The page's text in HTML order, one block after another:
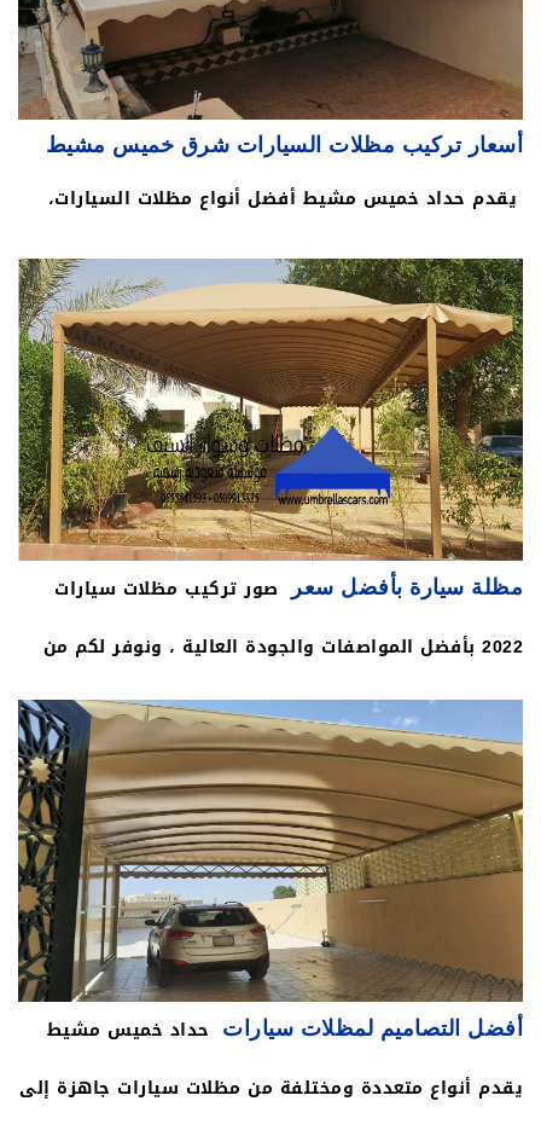
أسعار تركيب مظلات السيارات شرق خميس مشيط
يقدم حداد خميس مشيط أفضل أنواع مظلات السيارات،
بأقل الأسعار الممكنة، وتختلف أسعار مظلات السيارات من
حيث المادة، فالمصنوع من الخشب يختلف عن المصنوع من
الحديد، وكذلك يختلف عن المصنوع من القماش. مظلات
سيارات,تركيب مظلة سيارة,مظلات سيارات خميس
مشيط,افضل مظلات سيارات,مظلات هرمية,مظلات مخروطي
للسيارات,مظلة هرمية للسيارة,اسعار مظلات
السيارات,اشكال مظلات السيارات,محل مظلات
السيارات,مظلات سيارات خميس مشيط,مظلات سيارات
خميس مشيط,مظلات سيارات عسير ,مظلات سيارات خميس
مشيط,انواع مظلات سيارات,سعر متر مظلات
السيارات,مظله,مقاول مظلات عسير ,مضلات سيارات خميس
مشيط,مظلات سيارات خميس مشيط,مقاول مظلات
,مقاولات,مظلة سيارة ,افضل حداد مظلات سيارات بخميس
مشيط ,مظلة سيارة خميس مشيط,مظلة سيارة,افضل
حداد مظلات سيارات خميس مشيط,تركيب مظلات سيارات
مظلة سيارة بأفضل سعر
صور تركيب مظلات سيارات
2022 بأفضل المواصفات والجودة العالية ، ونوفر لكم من
حداد خميس مشيط جميع أنواع مظلة سيارة ومنها مظلات
خشبية ومظلة حديد ومظلات قماش للسيارات ، وأيضا
مظلة شينكو وكل ذلك يتم الاختيار حسب ذوق العميل ،
يتم الاشراف على كافة خدماتنا وتنفيذها بالشكل
المطلوب عن طريق فريق عمل مدرب على أعلى مستوى من
الخبرة والكفاءة العالية ، مظلات وسواتر خميس مشيط
أفضل التصاميم لمظلات سيارات
حداد خميس مشيط
يقدم أنواع متعددة ومختلفة من مظلات سيارات جاهزة إلى